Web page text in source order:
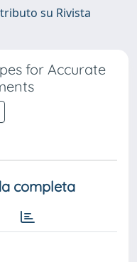
su Rivista
for Accurate
completa